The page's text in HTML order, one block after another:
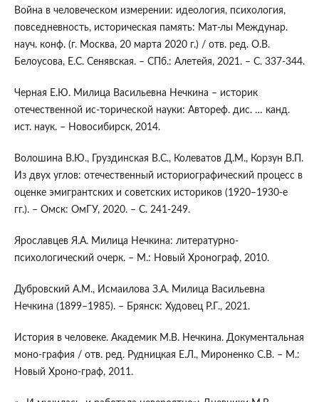
Война в человеческом измерении: идеология, психология,
повседневность, историческая память: Мат-лы Междунар.
науч. конф. (г. Москва, 20 марта 2020 г.) / отв. ред. О.В.
Белоусова, Е.С. Сенявская. – СПб.: Алетейя, 2021. – С. 337-344.
Черная Е.Ю. Милица Васильевна Нечкина – историк
отечественной ис-торической науки: Автореф. дис. … канд.
ист. наук. – Новосибирск, 2014.
Волошина В.Ю., Груздинская В.С., Колеватов Д.М., Корзун В.П.
Из двух углов: отечественный историографический процесс в
оценке эмигрантских и советских историков (1920–1930-е
гг.). – Омск: ОмГУ, 2020. – С. 241-249.
Ярославцев Я.А. Милица Нечкина: литературно-
психологический очерк. – М.: Новый Хронограф, 2010.
Дубровский А.М., Исмаилова З.А. Милица Васильевна
Нечкина (1899–1985). – Брянск: Худовец Р.Г., 2021.
История в человеке. Академик М.В. Нечкина. Документальная
моно-графия / отв. ред. Рудницкая Е.Л., Мироненко С.В. – М.:
Новый Хроно-граф, 2011.